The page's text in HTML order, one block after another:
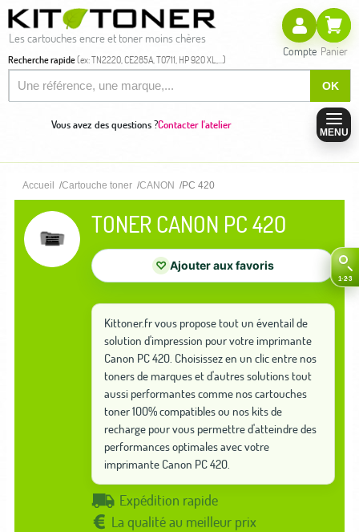
Les cartouches encre et toner moins chères
Recherche rapide(ex: TN2220, CE285A, T0711, HP 920 XL,...)
OK
Compte Panier
Vous avez des questions ?Contacter l'atelier
MENU
Accueil Cartouche toner CANON PC 420
TONER CANON PC 420
♡ Ajouter aux favoris
Kittoner.fr vous propose tout un éventail de
solution d'impression pour votre imprimante
Canon PC 420. Choisissez en un clic entre nos
toners de marques et d'autres solutions tout
aussi performantes comme nos cartouches
toner 100% compatibles ou nos kits de
recharge pour vous permettre d'atteindre des
performances optimales avec votre
imprimante Canon PC 420.
Expédition rapide
La qualité au meilleur prix